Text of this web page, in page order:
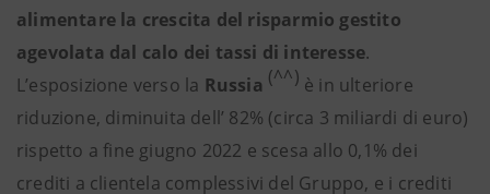
alimentare la crescita del risparmio gestito
agevolata dal calo dei tassi di interesse.
L’esposizione verso la Russia (^^) è in ulteriore
riduzione, diminuita dell’ 82% (circa 3 miliardi di euro)
rispetto a fine giugno 2022 e scesa allo 0,1% dei
crediti a clientela complessivi del Gruppo, e i crediti